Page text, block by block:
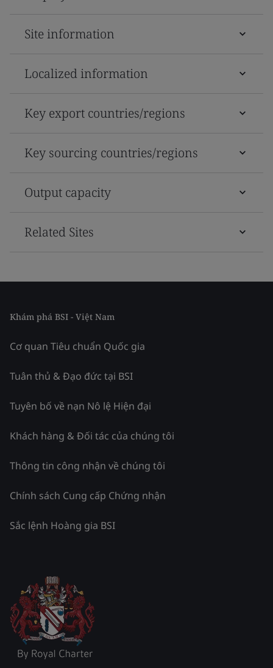
Site information
Localized information
Key export countries/regions
Key sourcing countries/regions
Output capacity
Related Sites
Khám phá BSI - Việt Nam
Cơ quan Tiêu chuẩn Quốc gia
Tuân thủ & Đạo đức tại BSI
Tuyên bố về nạn Nô lệ Hiện đại
Khách hàng & Đối tác của chúng tôi
Thông tin công nhận về chúng tôi
Chính sách Cung cấp Chứng nhận
Sắc lệnh Hoàng gia BSI